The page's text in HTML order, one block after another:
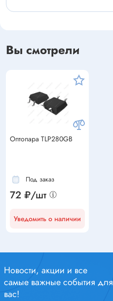
Вы смотрели
Оптопара TLP280GB
Под заказ
72 ₽/шт
Уведомить о наличии
Новости, акции и все
самые важные события для
вас!